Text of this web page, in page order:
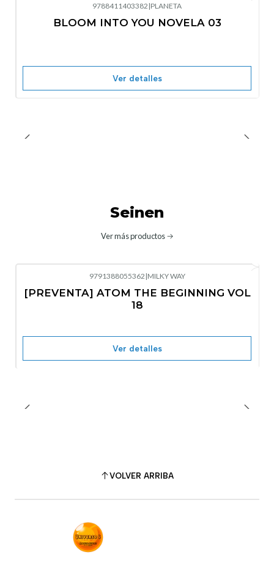
Nuevo
9788411403382 |PLANETA
BLOOM INTO YOU NOVELA 03
Ver detalles
Seinen
Ver más productos
9791388055362 |MILKY WAY
[PREVENTA] ATOM THE BEGINNING VOL
18
Ver detalles
VOLVER ARRIBA